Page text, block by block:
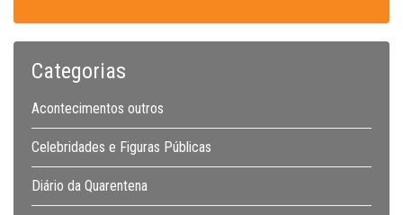
Categorias
Acontecimentos outros
Celebridades e Figuras Públicas
Diário da Quarentena